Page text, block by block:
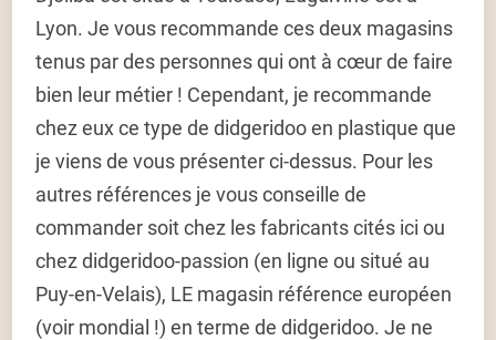
Lyon. Je vous recommande ces deux magasins
tenus par des personnes qui ont à cœur de faire
bien leur métier ! Cependant, je recommande
chez eux ce type de didgeridoo en plastique que
je viens de vous présenter ci-dessus. Pour les
autres références je vous conseille de
commander soit chez les fabricants cités ici ou
chez didgeridoo-passion (en ligne ou situé au
Puy-en-Velais), LE magasin référence européen
(voir mondial !) en terme de didgeridoo. Je ne